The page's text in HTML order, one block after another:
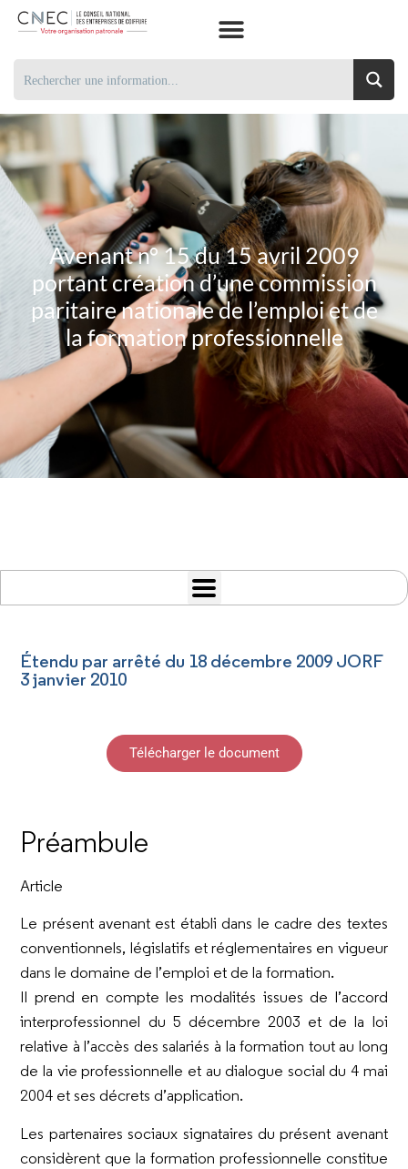
Avenant n° 15 du 15 avril 2009
portant création d’une commission
paritaire nationale de l’emploi et de
la formation professionnelle
Étendu par arrêté du 18 décembre 2009 JORF
3 janvier 2010
Télécharger le document
Préambule
Article
Le présent avenant est établi dans le cadre des textes
conventionnels, législatifs et réglementaires en vigueur
dans le domaine de l’emploi et de la formation.
Il prend en compte les modalités issues de l’accord
interprofessionnel du 5 décembre 2003 et de la loi
relative à l’accès des salariés à la formation tout au long
de la vie professionnelle et au dialogue social du 4 mai
2004 et ses décrets d’application.
Les partenaires sociaux signataires du présent avenant
considèrent que la formation professionnelle constitue